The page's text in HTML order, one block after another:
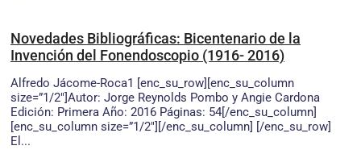
Novedades Bibliográficas: Bicentenario de la
Invención del Fonendoscopio (1916- 2016)
Alfredo Jácome-Roca1 [enc_su_row][enc_su_column
size=”1/2″]Autor: Jorge Reynolds Pombo y Angie Cardona
Edición: Primera Año: 2016 Páginas: 54[/enc_su_column]
[enc_su_column size=”1/2″][/enc_su_column] [/enc_su_row]
El...